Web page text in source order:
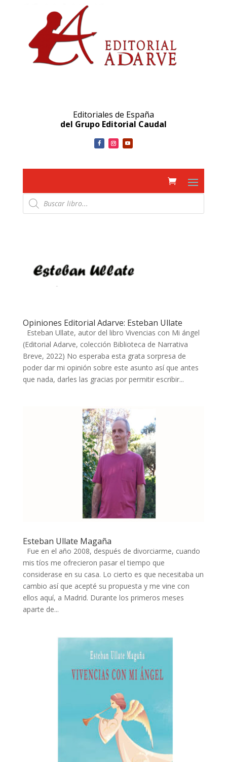
Editoriales de España
del Grupo Editorial Caudal
Búsqueda
de
productos
Opiniones Editorial Adarve: Esteban Ullate
Esteban Ullate, autor del libro Vivencias con Mi ángel
(Editorial Adarve, colección Biblioteca de Narrativa
Breve, 2022) No esperaba esta grata sorpresa de
poder dar mi opinión sobre este asunto así que antes
que nada, darles las gracias por permitir escribir...
Esteban Ullate Magaña
Fue en el año 2008, después de divorciarme, cuando
mis tíos me ofrecieron pasar el tiempo que
considerase en su casa. Lo cierto es que necesitaba un
cambio así que acepté su propuesta y me vine con
ellos aquí, a Madrid. Durante los primeros meses
aparte de...